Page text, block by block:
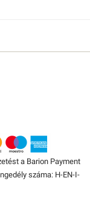
a Barion Payment
száma: H-EN-I-